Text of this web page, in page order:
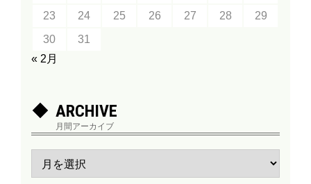
23
24 25 26 27 28
29
30
31
« 2月
ARCHIVE
月間アーカイブ